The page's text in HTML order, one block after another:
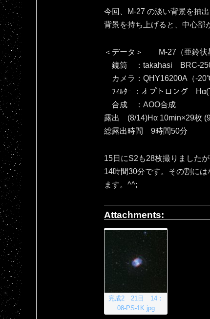
今回、M-27 の淡い背景を抽
背景を持ち上げると、中心
＜データ＞ M-27（亜鈴状
鏡筒 ：takahasi BRC-
カメラ：QHY16200A（
ﾌｨﾙﾀｰ ：オプトロング
合成 ：AOO合成
露出 (8/14)Hα 10min×29枚
総露出時間 9時間50分
15日にS2も28枚撮りました
14時間30分です。その割に
ます。^^;
Attachments:
完成2 21日 14：
08-PS-1K.jpg